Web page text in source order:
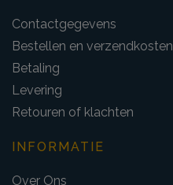
Contactgegevens
Bestellen en verzendkosten
Betaling
Levering
Retouren of klachten
INFORMATIE
Over Ons